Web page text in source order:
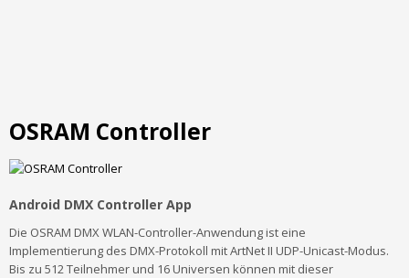
OSRAM Controller
Android DMX Controller App
Die OSRAM DMX WLAN-Controller-Anwendung ist eine
Implementierung des DMX-Protokoll mit ArtNet II UDP-Unicast-Modus.
Bis zu 512 Teilnehmer und 16 Universen können mit dieser